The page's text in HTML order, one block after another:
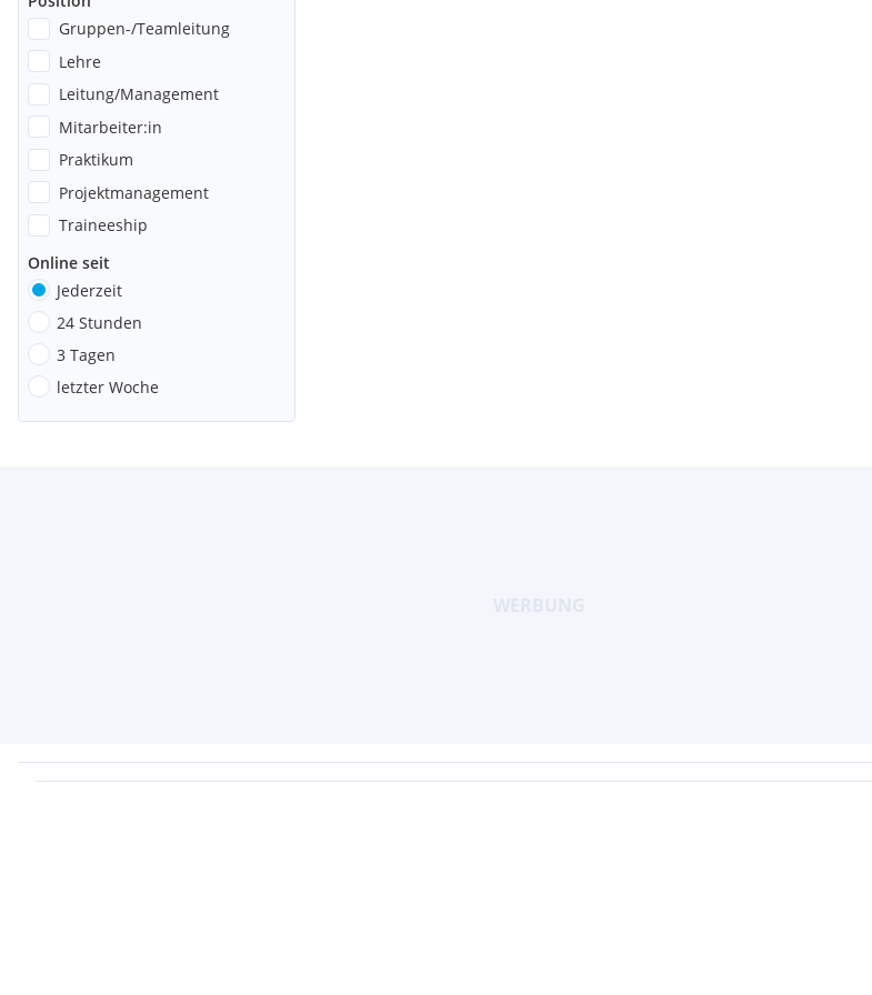
Gruppen-/Teamleitung
Lehre
Leitung/Management
Mitarbeiter:in
Praktikum
Projektmanagement
Traineeship
Online seit
Jederzeit
24 Stunden
3 Tagen
letzter Woche